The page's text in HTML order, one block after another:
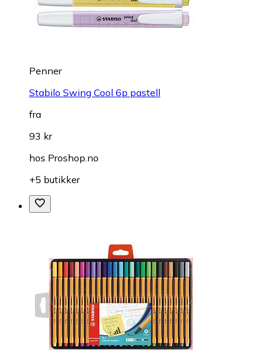
Penner
Stabilo Swing Cool 6p pastell
fra
93 kr
hos Proshop.no
+5 butikker